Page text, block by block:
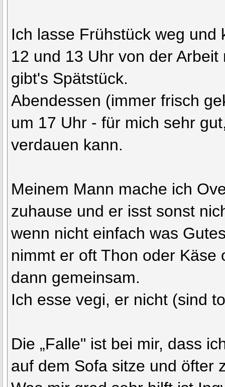
Ich lasse Frühstück weg und
12 und 13 Uhr von der
gibt's Spätstück.
Abendessen (immer frisch
um 17 Uhr - für mich sehr
verdauen kann.
Meinem Mann mache ich
zuhause und er isst sonst
wenn nicht einfach was
nimmt er oft Thon oder Käse
dann gemeinsam.
Ich esse vegi, er nicht (sind
Die „Falle" ist bei mir, dass
auf dem Sofa sitze und öfter